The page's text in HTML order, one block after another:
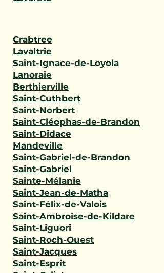
Crabtree
Lavaltrie
Saint-Ignace-de-Loyola
Lanoraie
Berthierville
Saint-Cuthbert
Saint-Norbert
Saint-Cléophas-de-Brandon
Saint-Didace
Mandeville
Saint-Gabriel-de-Brandon
Saint-Gabriel
Sainte-Mélanie
Saint-Jean-de-Matha
Saint-Félix-de-Valois
Saint-Ambroise-de-Kildare
Saint-Liguori
Saint-Roch-Ouest
Saint-Jacques
Saint-Esprit